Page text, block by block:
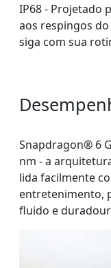
IP68 - Projetado
aos respingos
siga com sua
Snapdragon® 6
nm - a
lida facilmente
entretenimento,
fluido e